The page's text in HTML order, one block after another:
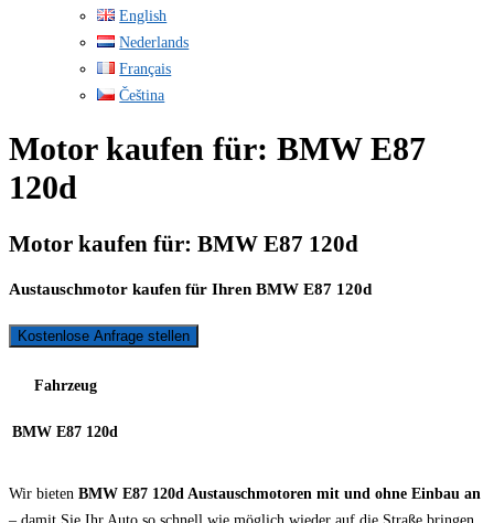
English
Nederlands
Français
Čeština
Motor kaufen für: BMW E87
120d
Motor kaufen für: BMW E87 120d
Austauschmotor kaufen für Ihren BMW E87 120d
Kostenlose Anfrage stellen
Fahrzeug
BMW E87 120d
Wir bieten BMW E87 120d Austauschmotoren mit und ohne Einbau an